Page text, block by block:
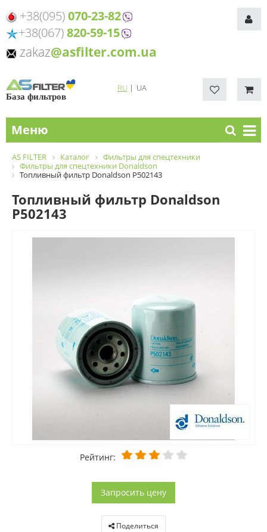
+38(095)070-23-82
+38(067)820-59-15
zakaz@asfilter.com.ua
База фильтров
RU| UA
Меню
AS FILTER Каталог
Фильтры для спецтехники
Фильтры для спецтехники Donaldson
Топливный фильтр Donaldson P502143
Топливный фильтр Donaldson
P502143
Рейтинг:
Запросить цену
Поделиться